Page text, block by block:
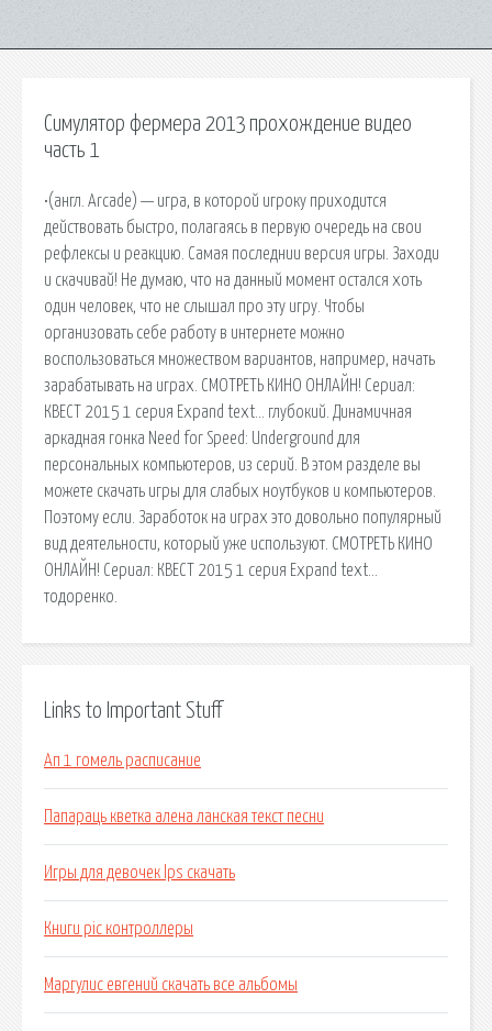
Симулятор фермера 2013 прохождение видео
часть 1
•(англ. Arcade) — игра, в которой игроку приходится
действовать быстро, полагаясь в первую очередь на свои
рефлексы и реакцию. Самая последнии версия игры. Заходи
и скачивай! Не думаю, что на данный момент остался хоть
один человек, что не слышал про эту игру. Чтобы
организовать себе работу в интернете можно
воспользоваться множеством вариантов, например, начать
зарабатывать на играх. СМОТРЕТЬ КИНО ОНЛАЙН! Сериал:
КВЕСТ 2015 1 серия Expand text… глубокий. Динамичная
аркадная гонка Need for Speed: Underground для
персональных компьютеров, из серий. В этом разделе вы
можете скачать игры для слабых ноутбуков и компьютеров.
Поэтому если. Заработок на играх это довольно популярный
вид деятельности, который уже используют. СМОТРЕТЬ КИНО
ОНЛАЙН! Сериал: КВЕСТ 2015 1 серия Expand text…
тодоренко.
Links to Important Stuff
Ап 1 гомель расписание
Папараць кветка алена ланская текст песни
Игры для девочек lps скачать
Книги pic контроллеры
Маргулис евгений скачать все альбомы